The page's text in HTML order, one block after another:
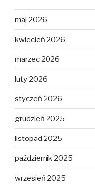
maj 2026
kwiecień 2026
marzec 2026
luty 2026
styczeń 2026
grudzień 2025
listopad 2025
październik 2025
wrzesień 2025